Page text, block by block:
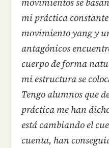
mi práctica
movimiento yang y
antagónicos
cuerpo de forma
mi estructura se
Tengo alumnos que
práctica me han
está cambiando el
cuenta, han